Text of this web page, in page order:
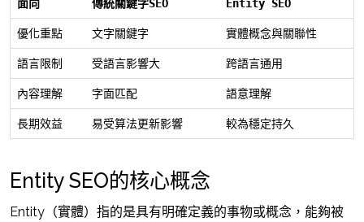
面向 傳統關鍵字SEO Entity SEO
優化重點 文字關鍵字 實體概念與關聯性
語言限制 受語言影響大 跨語言通用
內容理解 字面匹配 語意理解
長期效益 易受算法更新影響 較為穩定持久
Entity SEO的核心概念
Entity（實體）指的是具有明確定義的事物或概念，能夠被